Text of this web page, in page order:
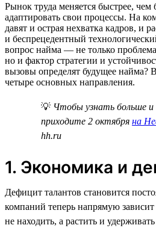
Рынок труда меняется быстрее, чем
адаптировать свои процессы. На
давят и острая нехватка кадров, и
и беспрецедентный
вопрос найма — не только
но и фактор стратегии и
вызовы определят будущее найма?
четыре основных направления.
💡 Чтобы узнать больше и
приходите 2 октября на
hh.ru
1. Экономика и
Дефицит талантов становится
компаний теперь напрямую зависит
не находить, а растить и